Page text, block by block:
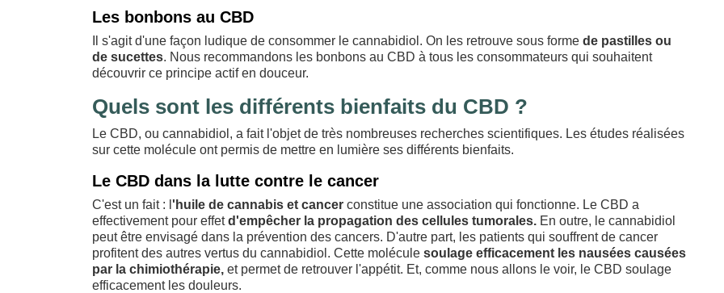
Les bonbons au CBD
Il s'agit d'une façon ludique de consommer le cannabidiol. On les retrouve sous forme de pastilles ou
de sucettes. Nous recommandons les bonbons au CBD à tous les consommateurs qui souhaitent
découvrir ce principe actif en douceur.
Quels sont les différents bienfaits du CBD ?
Le CBD, ou cannabidiol, a fait l'objet de très nombreuses recherches scientifiques. Les études réalisées
sur cette molécule ont permis de mettre en lumière ses différents bienfaits.
Le CBD dans la lutte contre le cancer
C'est un fait : l 'huile de cannabis et cancer constitue une association qui fonctionne. Le CBD a
effectivement pour effetd'empêcher la propagation des cellules tumorales. En outre, le cannabidiol
peut être envisagé dans la prévention des cancers. D'autre part, les patients qui souffrent de cancer
profitent des autres vertus du cannabidiol. Cette molécule soulage efficacement les nausées causées
par la chimiothérapie, et permet de retrouver l'appétit. Et, comme nous allons le voir, le CBD soulage
efficacement les douleurs.